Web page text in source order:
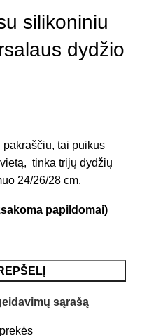
silikoniniu
dydžio
tai puikus
tinka trijų dydžių
24/26/28 cm.
papildomai)
sąrašą